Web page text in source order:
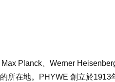
Max Planck Werner
的所在地。 PHYWE 創立於1913